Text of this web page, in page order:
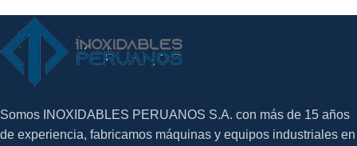
Somos INOXIDABLES PERUANOS S.A. con más de 15 años
de experiencia, fabricamos máquinas y equipos industriales en